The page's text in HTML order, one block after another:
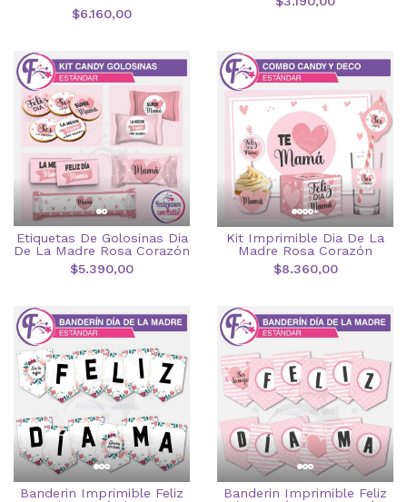
$6.160,00
Etiquetas De Golosinas Dia
De La Madre Rosa Corazón
$5.390,00
Kit Imprimible Dia De La
Madre Rosa Corazón
$8.360,00
Banderin Imprimible Feliz
Banderin Imprimible Feliz